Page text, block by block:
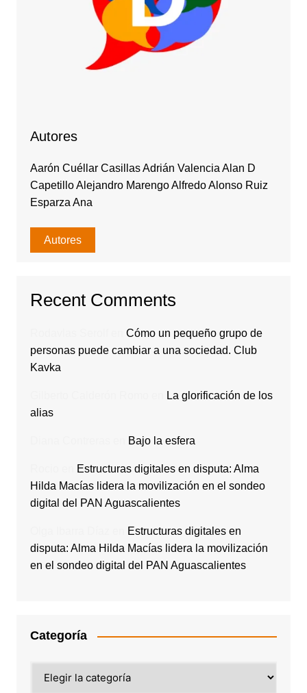
Autores
Aarón Cuéllar Casillas Adrián Valencia Alan D
Capetillo Alejandro Marengo Alfredo Alonso Ruiz
Esparza Ana
Autores
Recent Comments
Cómo un pequeño grupo de
personas puede cambiar a una sociedad. Club
Kavka
La glorificación de los
alias
Bajo la esfera
Estructuras digitales en disputa: Alma
Hilda Macías lidera la movilización en el sondeo
digital del PAN Aguascalientes
Estructuras digitales en
disputa: Alma Hilda Macías lidera la movilización
en el sondeo digital del PAN Aguascalientes
Categoría